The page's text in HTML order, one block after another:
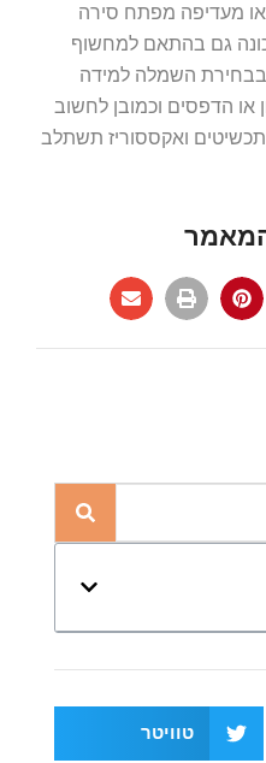
המחשוף – האם את בענייני V או מעדיפה מפתח סירה
גם בהתאם למחשוף
השמלה למידה
או הדפסים וכמובן לחשוב
תכשיטים ואקססוריז תשתלב
טוויטר